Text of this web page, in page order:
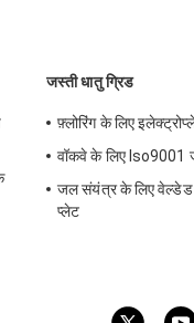
जस्ती धातु ग्रिड
फ़्लोरिंग के लिए
वॉकवे के लिए Iso9001
जल संयंत्र के लिए वेल्डेड
प्लेट